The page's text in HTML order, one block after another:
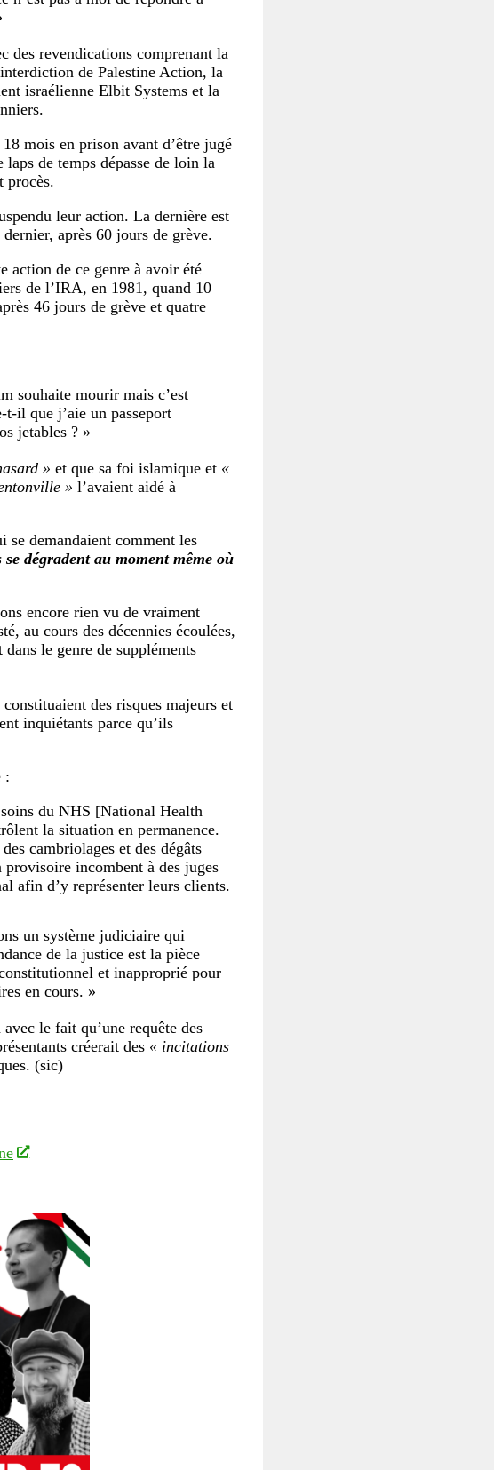
des revendications comprenant la
de Palestine Action, la
israélienne Elbit Systems et la
mois en prison avant d’être jugé
de temps dépasse de loin la
procès.
leur action. La dernière est
après 60 jours de grève.
action de ce genre à avoir été
de l’IRA, en 1981, quand 10
46 jours de grève et quatre
souhaite mourir mais c’est
il que j’aie un passeport
jetables ? »
» et que sa foi islamique et «
» l’avaient aidé à
se demandaient comment les
dégradent au moment même où
encore rien vu de vraiment
au cours des décennies écoulées,
dans le genre de suppléments
des risques majeurs et
inquiétants parce qu’ils
:
du NHS [National Health
la situation en permanence.
cambriolages et des dégâts
incombent à des juges
afin d’y représenter leurs clients.
un système judiciaire qui
de la justice est la pièce
et inapproprié pour
en cours. »
le fait qu’une requête des
créerait des « incitations
(sic)